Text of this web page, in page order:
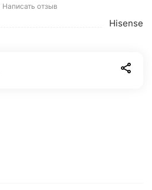
Написать отзыв
Hisense